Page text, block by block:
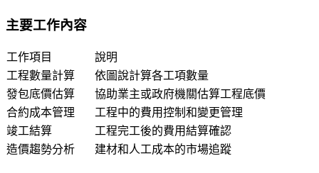
主要工作內容
工作項目
說明
工程數量計算
依圖說計算各工項數量
發包底價估算
協助業主或政府機關估算工程底價
合約成本管理
工程中的費用控制和變更管理
竣工結算
工程完工後的費用結算確認
造價趨勢分析
建材和人工成本的市場追蹤